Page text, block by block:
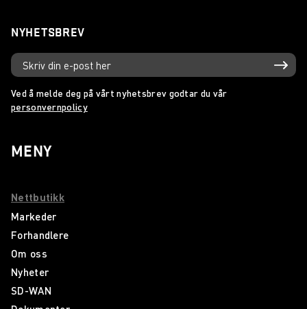
NYHETSBREV
Ved å melde deg på vårt nyhetsbrev godtar du vår
personvernpolicy
MENY
Nettbutikk
Markeder
Forhandlere
Om oss
Nyheter
SD-WAN